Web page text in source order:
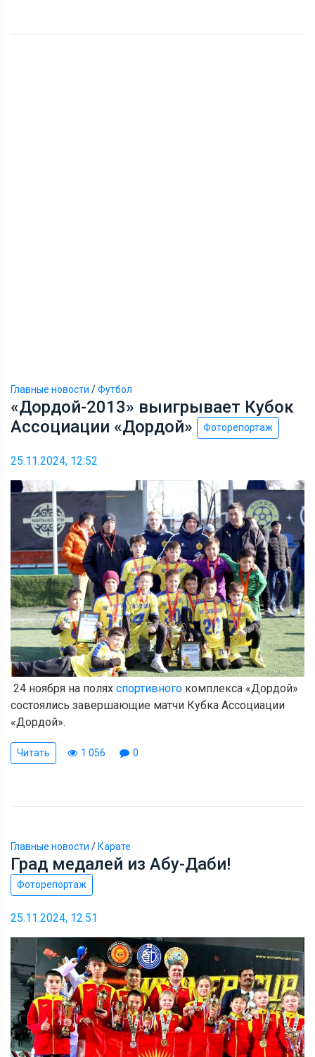
Главные новости /Футбол
«Дордой-2013» выигрывает Кубок
Ассоциации «Дордой»
Фоторепортаж
25.11.2024, 12:52
24 ноября на полях спортивного комплекса «Дордой»
состоялись завершающие матчи Кубка Ассоциации
«Дордой».
Читать 1 056 0
Главные новости / Карате
Град медалей из Абу-Даби!
Фоторепортаж
25.11.2024, 12:51